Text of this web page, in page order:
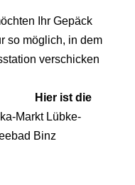
Ihr Gepäck
so möglich, in dem
verschicken
Hier ist die
Markt Lübke-
Binz